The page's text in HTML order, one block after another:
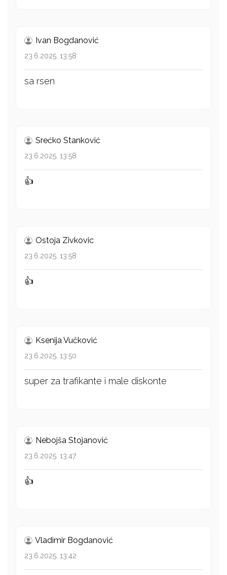
Ivan Bogdanović
23.6.2025. 13:58
sa rsen
Srećko Stanković
23.6.2025. 13:58
👍
Ostoja Zivkovic
23.6.2025. 13:58
👍
Ksenija Vučković
23.6.2025. 13:50
super za trafikante i male diskonte
Nebojša Stojanović
23.6.2025. 13:47
👍
Vladimir Bogdanović
23.6.2025. 13:42